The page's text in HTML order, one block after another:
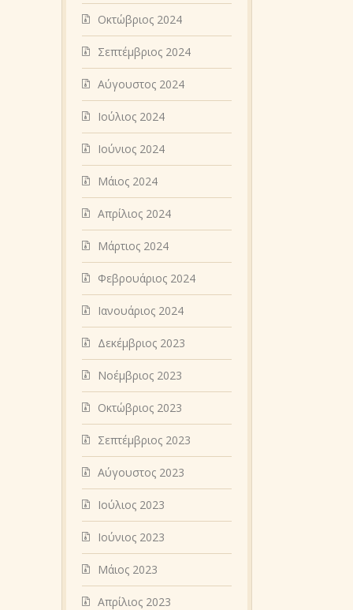
Οκτώβριος 2024
Σεπτέμβριος 2024
Αύγουστος 2024
Ιούλιος 2024
Ιούνιος 2024
Μάιος 2024
Απρίλιος 2024
Μάρτιος 2024
Φεβρουάριος 2024
Ιανουάριος 2024
Δεκέμβριος 2023
Νοέμβριος 2023
Οκτώβριος 2023
Σεπτέμβριος 2023
Αύγουστος 2023
Ιούλιος 2023
Ιούνιος 2023
Μάιος 2023
Απρίλιος 2023